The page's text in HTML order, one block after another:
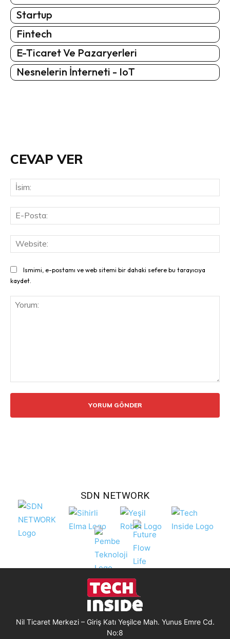
Startup
Fintech
E-Ticaret Ve Pazaryerleri
Nesnelerin İnterneti - IoT
CEVAP VER
Ismimi, e-postamı ve web sitemi bir dahaki sefere bu tarayıcıya
kaydet.
SDN NETWORK
Nil Ticaret Merkezi – Giriş Katı Yeşilce Mah. Yunus Emre Cd.
No:8